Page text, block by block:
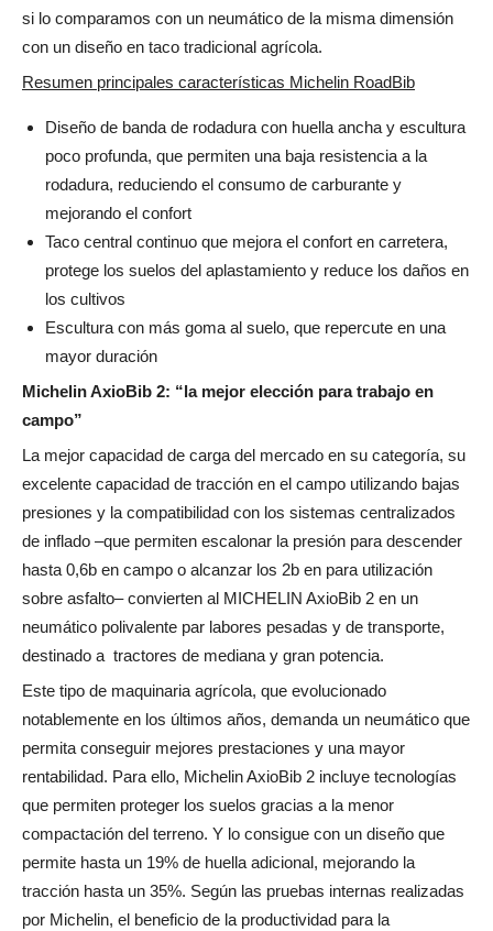
si lo comparamos con un neumático de la misma dimensión
con un diseño en taco tradicional agrícola.
Resumen principales características Michelin RoadBib
Diseño de banda de rodadura con huella ancha y escultura
poco profunda, que permiten una baja resistencia a la
rodadura, reduciendo el consumo de carburante y
mejorando el confort
Taco central continuo que mejora el confort en carretera,
protege los suelos del aplastamiento y reduce los daños en
los cultivos
Escultura con más goma al suelo, que repercute en una
mayor duración
Michelin AxioBib 2: “la mejor elección para trabajo en
campo”
La mejor capacidad de carga del mercado en su categoría, su
excelente capacidad de tracción en el campo utilizando bajas
presiones y la compatibilidad con los sistemas centralizados
de inflado –que permiten escalonar la presión para descender
hasta 0,6b en campo o alcanzar los 2b en para utilización
sobre asfalto– convierten al MICHELIN AxioBib 2 en un
neumático polivalente par labores pesadas y de transporte,
destinado a tractores de mediana y gran potencia.
Este tipo de maquinaria agrícola, que evolucionado
notablemente en los últimos años, demanda un neumático que
permita conseguir mejores prestaciones y una mayor
rentabilidad. Para ello, Michelin AxioBib 2 incluye tecnologías
que permiten proteger los suelos gracias a la menor
compactación del terreno. Y lo consigue con un diseño que
permite hasta un 19% de huella adicional, mejorando la
tracción hasta un 35%. Según las pruebas internas realizadas
por Michelin, el beneficio de la productividad para la